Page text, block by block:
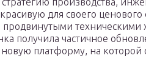
для своего
техническими
получила частичное
платформу, на которой